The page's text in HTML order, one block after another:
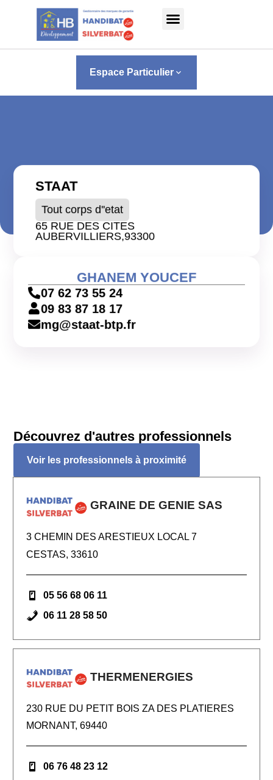
Panneau de gestion des cookies
Espace Particulier keyboard_arrow_down
STAAT
Tout corps d''etat
65 RUE DES CITES
AUBERVILLIERS,93300
GHANEM YOUCEF
07 62 73 55 24
09 83 87 18 17
mg@staat-btp.fr
Découvrez d'autres professionnels
Voir les professionnels à proximité
GRAINE DE GENIE SAS
3 CHEMIN DES ARESTIEUX LOCAL 7
CESTAS, 33610
05 56 68 06 11
06 11 28 58 50
THERMENERGIES
230 RUE DU PETIT BOIS ZA DES PLATIERES
MORNANT, 69440
06 76 48 23 12